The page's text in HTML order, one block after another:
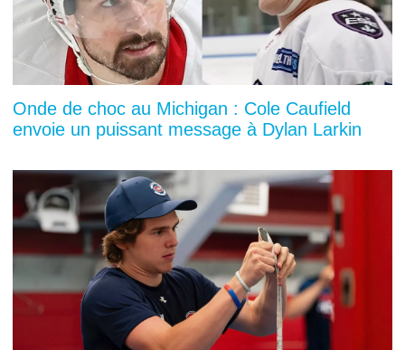
Onde de choc au Michigan : Cole Caufield
envoie un puissant message à Dylan Larkin